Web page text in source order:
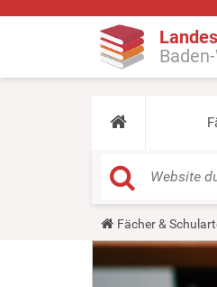
Y
o
u
a
Fächer &